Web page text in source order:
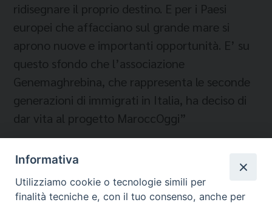
ridisegnare il proprio destino. E per i Paesi
europei che affacciano sul grande mare si
aprono nuove e importanti opportunità. E’ su
questo sfondo che l’associazione
Genemaghrebina, che rappresenta le seconde
generazioni di immigrati in Italia, ha deciso di
dar vita al progetto MaroccOggi”
Informativa
Utilizziamo cookie o tecnologie simili per
finalità tecniche e, con il tuo consenso, anche per